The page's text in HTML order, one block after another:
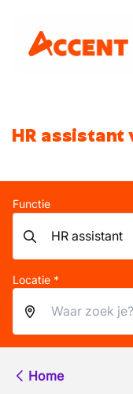
HR assistant
Functie
Locatie *
Home